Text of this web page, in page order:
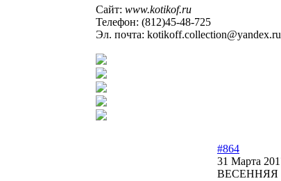
Сайт: www.kotikof.ru
Телефон: (812)45-48-725
Эл. почта: kotikoff.collection@yandex.ru
#864
31 Марта
ВЕСЕННЯЯ